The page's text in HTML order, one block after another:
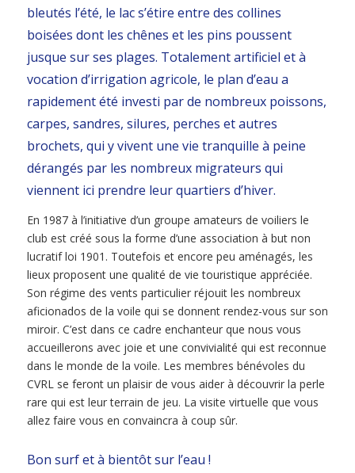
bleutés l’été, le lac s’étire entre des collines
boisées dont les chênes et les pins poussent
jusque sur ses plages. Totalement artificiel et à
vocation d’irrigation agricole, le plan d’eau a
rapidement été investi par de nombreux poissons,
carpes, sandres, silures, perches et autres
brochets, qui y vivent une vie tranquille à peine
dérangés par les nombreux migrateurs qui
viennent ici prendre leur quartiers d’hiver.
En 1987 à l’initiative d’un groupe amateurs de voiliers le
club est créé sous la forme d’une association à but non
lucratif loi 1901. Toutefois et encore peu aménagés, les
lieux proposent une qualité de vie touristique appréciée.
Son régime des vents particulier réjouit les nombreux
aficionados de la voile qui se donnent rendez-vous sur son
miroir. C’est dans ce cadre enchanteur que nous vous
accueillerons avec joie et une convivialité qui est reconnue
dans le monde de la voile. Les membres bénévoles du
CVRL se feront un plaisir de vous aider à découvrir la perle
rare qui est leur terrain de jeu. La visite virtuelle que vous
allez faire vous en convaincra à coup sûr.
Bon surf et à bientôt sur l’eau !